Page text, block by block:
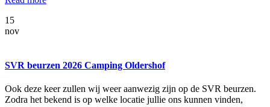
15
nov
SVR beurzen 2026 Camping Oldershof
Ook deze keer zullen wij weer aanwezig zijn op de SVR beurzen.
Zodra het bekend is op welke locatie jullie ons kunnen vinden,